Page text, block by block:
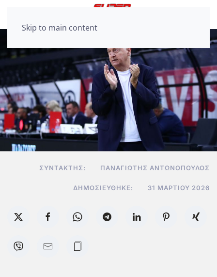
Skip to main content
ΣΥΝΤΆΚΤΗΣ: ΠΑΝΑΓΙΏΤΗΣ ΑΝΤΩΝΌΠΟΥΛΟΣ
ΔΗΜΟΣΙΕΎΘΗΚΕ: 31 ΜΑΡΤΊΟΥ 2026